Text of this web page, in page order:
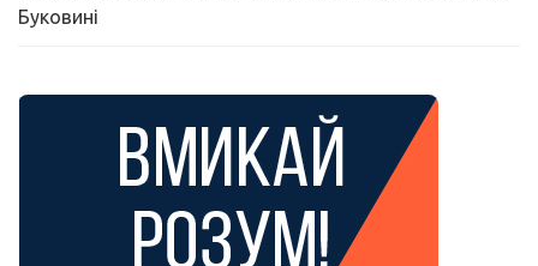
Буковині